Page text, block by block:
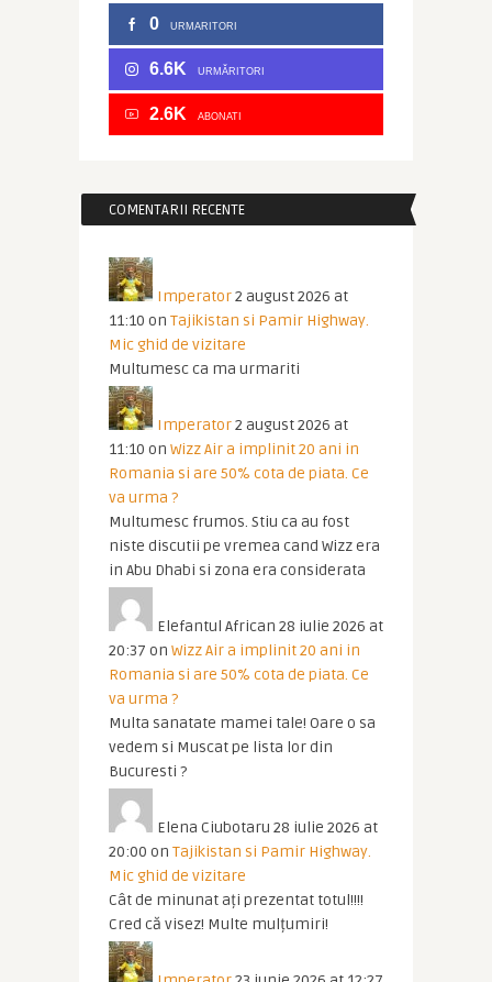
0 URMARITORI
6.6K URMĂRITORI
2.6K ABONATI
COMENTARII RECENTE
Imperator2 august 2026 at
11:10 on Tajikistan si Pamir Highway.
Mic ghid de vizitare
Multumesc ca ma urmariti
Imperator2 august 2026 at
11:10 on Wizz Air a implinit 20 ani in
Romania si are 50% cota de piata. Ce
va urma ?
Multumesc frumos. Stiu ca au fost
niste discutii pe vremea cand Wizz era
in Abu Dhabi si zona era considerata
Elefantul African 28 iulie 2026 at
20:37 on Wizz Air a implinit 20 ani in
Romania si are 50% cota de piata. Ce
va urma ?
Multa sanatate mamei tale! Oare o sa
vedem si Muscat pe lista lor din
Bucuresti ?
Elena Ciubotaru 28 iulie 2026 at
20:00 on Tajikistan si Pamir Highway.
Mic ghid de vizitare
Cât de minunat ați prezentat totul!!!!
Cred că visez! Multe mulțumiri!